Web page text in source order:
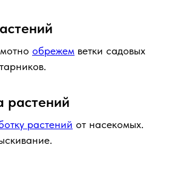
обрежем ветки садовых
растений
растений от насекомых.